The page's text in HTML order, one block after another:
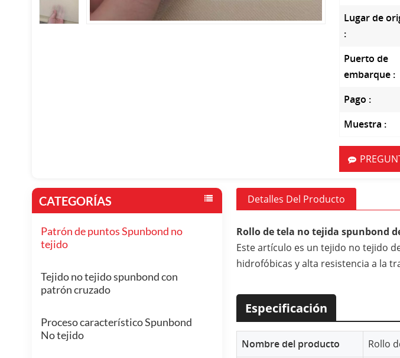
Lugar de
:
Puerto de
embarque :
Pago :
Muestra :
CATEGORÍAS
Patrón de puntos Spunbond no
tejido
Tejido no tejido spunbond con
patrón cruzado
Proceso característico Spunbond
No tejido
Detalles Del Producto
Rollo de tela no tejida spunbond
Este artículo es un tejido no tejido
hidrofóbicas y alta resistencia a la
Especificación
Nombre del producto
Rollo